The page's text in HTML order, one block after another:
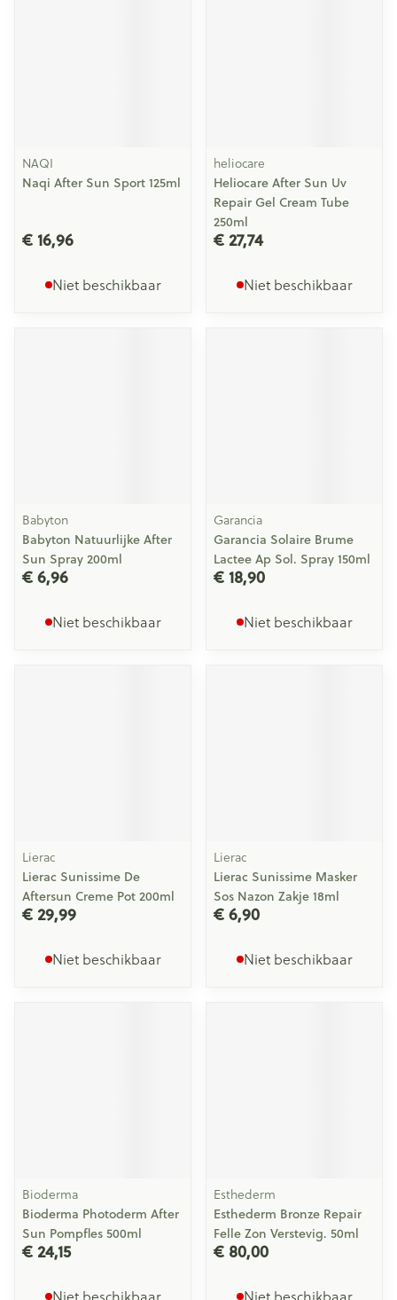
NAQI
Naqi After Sun Sport 125ml
€ 16,96
Niet beschikbaar
heliocare
Heliocare After Sun Uv
Repair Gel Cream Tube
250ml
€ 27,74
Niet beschikbaar
Babyton
Babyton Natuurlijke After
Sun Spray 200ml
€ 6,96
Niet beschikbaar
Garancia
Garancia Solaire Brume
Lactee Ap Sol. Spray 150ml
€ 18,90
Niet beschikbaar
Lierac
Lierac Sunissime De
Aftersun Creme Pot 200ml
€ 29,99
Niet beschikbaar
Lierac
Lierac Sunissime Masker
Sos Nazon Zakje 18ml
€ 6,90
Niet beschikbaar
Bioderma
Bioderma Photoderm After
Sun Pompfles 500ml
€ 24,15
Esthederm
Esthederm Bronze Repair
Felle Zon Verstevig. 50ml
€ 80,00